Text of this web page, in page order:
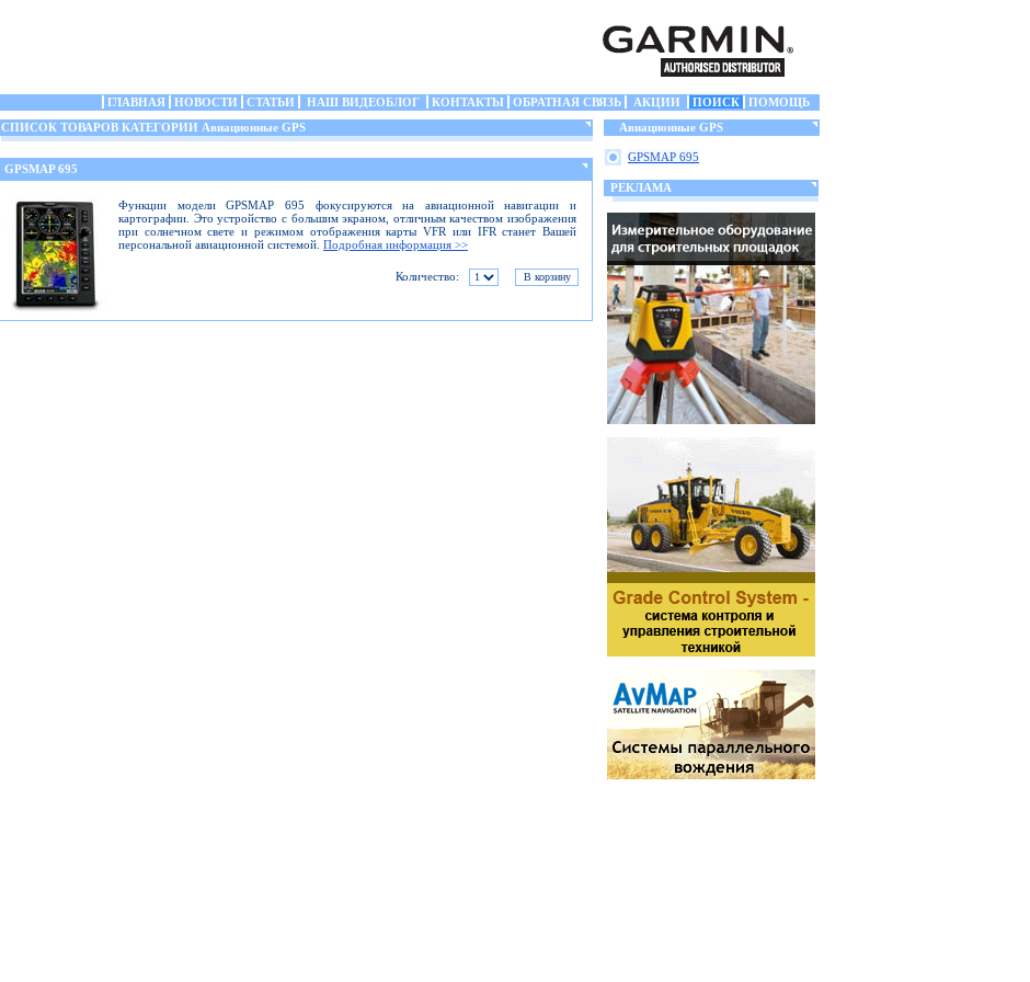
ГЛАВНАЯ НОВОСТИ СТАТЬИ НАШ ВИДЕОБЛОГ КОНТАКТЫ ОБРАТНАЯ СВЯЗЬ АКЦИИ ПОИСК
ПОМОЩЬ
СПИСОК ТОВАРОВ КАТЕГОРИИ Авиационные GPS
GPSMAP 695
Функции модели GPSMAP 695 фокусируются на авиационной навигации и
картографии. Это устройство с большим экраном, отличным качеством изображения
при солнечном свете и режимом отображения карты VFR или IFR станет Вашей
персональной авиационной системой. Подробная информация >>
Количество:
Авиационные GPS
GPSMAP 695
РЕКЛАМА